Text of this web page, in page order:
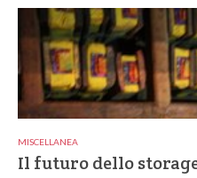
MISCELLANEA
Il futuro dello